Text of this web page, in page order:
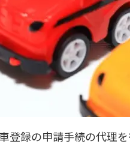
録の申請手続の代理を